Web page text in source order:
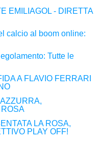
EMILIAGOL - DIRETTA
calcio al boom online:
Tutte le
A FLAVIO FERRARI
ROSA
LA ROSA,
PLAY OFF!